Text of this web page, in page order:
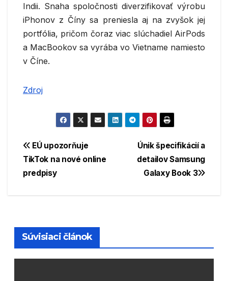
Indii. Snaha spoločnosti diverzifikovať výrobu
iPhonov z Číny sa preniesla aj na zvyšok jej
portfólia, pričom čoraz viac slúchadiel AirPods
a MacBookov sa vyrába vo Vietname namiesto
v Číne.
Zdroj
Navigácia
v
Únik špecifikácií a
detailov Samsung
Galaxy Book 3
EÚ upozorňuje
TikTok na nové online
predpisy
Súvisiaci článok